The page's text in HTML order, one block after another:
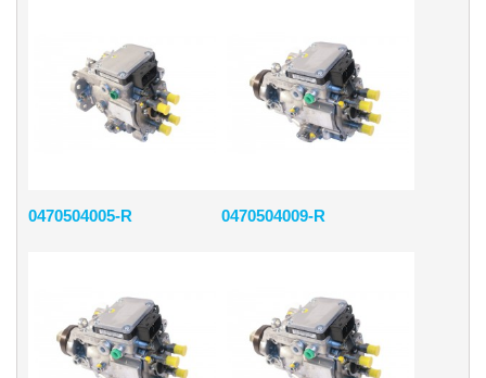
0470504005-R 0470504009-R